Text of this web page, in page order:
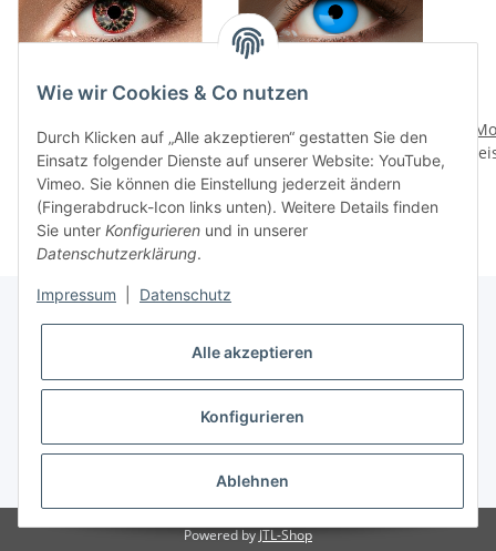
12 Monatslinsen Dark
Dream
Preise nach Anmeldung
sichtbar
Monatskontaktlinsen
Flash Blue
Preise nach Anmeldung
sichtbar
Gesetzliche Informationen
* Alle Preise inkl. gesetzlicher USt.
Powered byJTL-Shop
Wie wir Cookies & Co nutzen
Durch Klicken auf „Alle akzeptieren“ gestatten Sie den
Einsatz folgender Dienste auf unserer Website: YouTube,
Vimeo. Sie können die Einstellung jederzeit ändern
(Fingerabdruck-Icon links unten). Weitere Details finden
Sie unter Konfigurieren und in unserer
Datenschutzerklärung.
Impressum Datenschutz
Alle akzeptieren
Konfigurieren
Ablehnen